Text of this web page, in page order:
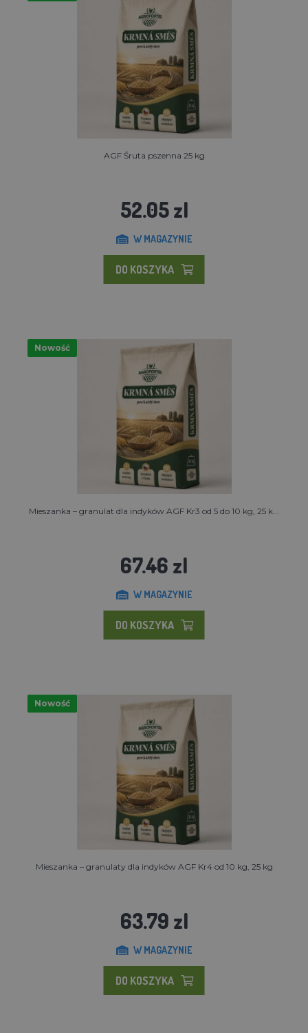
AGF Śruta pszenna 25 kg
52.05 zl
W MAGAZYNIE
DO KOSZYKA
Nowość
Mieszanka – granulat dla indyków AGF Kr3 od 5 do 10 kg, 25 k...
67.46 zl
W MAGAZYNIE
DO KOSZYKA
Nowość
Mieszanka – granulaty dla indyków AGF Kr4 od 10 kg, 25 kg
63.79 zl
W MAGAZYNIE
DO KOSZYKA